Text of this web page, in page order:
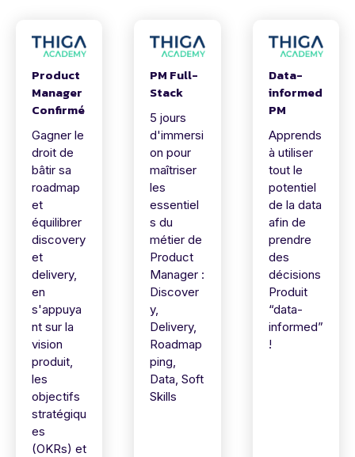
Product
Manager
Confirmé
Gagner le
droit de
bâtir sa
roadmap
et
équilibrer
discovery
et
delivery,
en
s'appuya
nt sur la
vision
produit,
les
objectifs
stratégiqu
es
(OKRs) et
PM Full-
Stack
5 jours
d'immersi
on pour
maîtriser
les
essentiel
s du
métier de
Product
Manager :
Discover
y,
Delivery,
Roadmap
ping,
Data, Soft
Skills
Data-
informed
PM
Apprends
à utiliser
tout le
potentiel
de la data
afin de
prendre
des
décisions
Produit
“data-
informed”
!